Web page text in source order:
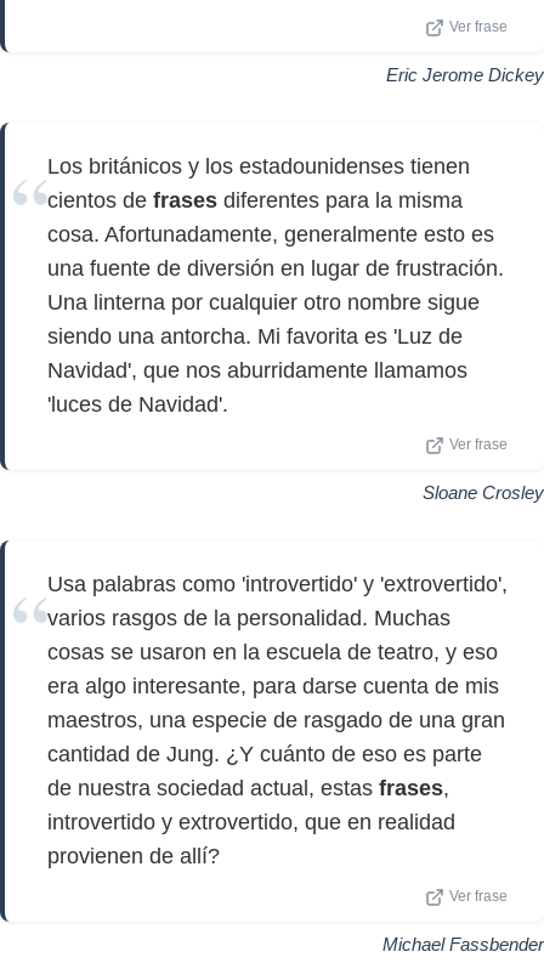
Ver frase
Eric Jerome Dickey
Los británicos y los estadounidenses tienen
cientos de frases diferentes para la misma
cosa. Afortunadamente, generalmente esto es
una fuente de diversión en lugar de frustración.
Una linterna por cualquier otro nombre sigue
siendo una antorcha. Mi favorita es 'Luz de
Navidad', que nos aburridamente llamamos
'luces de Navidad'.
Ver frase
Sloane Crosley
Usa palabras como 'introvertido' y 'extrovertido',
varios rasgos de la personalidad. Muchas
cosas se usaron en la escuela de teatro, y eso
era algo interesante, para darse cuenta de mis
maestros, una especie de rasgado de una gran
cantidad de Jung. ¿Y cuánto de eso es parte
de nuestra sociedad actual, estas frases,
introvertido y extrovertido, que en realidad
provienen de allí?
Ver frase
Michael Fassbender